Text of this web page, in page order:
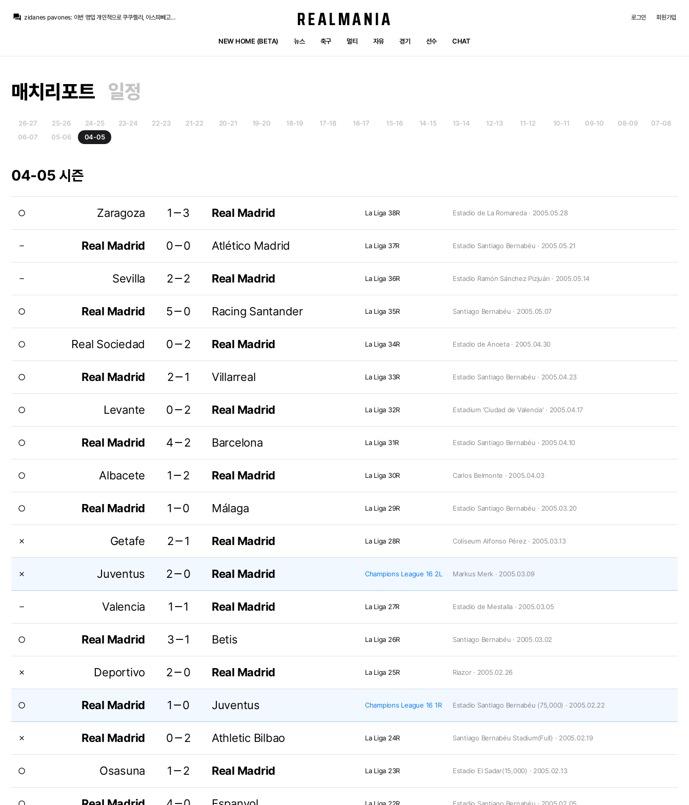
question_answer zidanes pavones: 이번 영입 개인적으로 쿠쿠렐라, 아스피빼고는 굳이 얘였어야했나? 싶은 영입뿐이네요
Jude Bellingham
어차피 로드리한테 큰돈 안쓰려고 천천히 느긋하게 진행하려 했더군요
Iker_Casillas
레알 관련 채널에선 죄다 로드리 데려오라고 시위중이죠.. 자업자득
Iker_Casillas: 인스타뿐 아니라 유튜브 트위터
REALMANIA
NEW HOME (BETA) 뉴스 축구 멀티 자유 경기 선수 CHAT
로그인 회원가입
매치리포트 일정
26-27 25-26 24-25 23-24 22-23 21-22 20-21 19-20 18-19 17-18 16-17 15-16 14-15 13-14 12-13 11-12 10-11 09-10 08-09
07-08
06-07
05-06 04-05
04-05 시즌
radio_button_unchecked Zaragoza 1－3 Real Madrid La Liga 38R Estadio de La Romareda · 2005.05.28
remove Real Madrid 0－0 Atlético Madrid La Liga 37R Estadio Santiago Bernabéu · 2005.05.21
remove Sevilla 2－2 Real Madrid La Liga 36R Estadio Ramón Sánchez Pizjuán · 2005.05.14
radio_button_unchecked Real Madrid 5－0 Racing Santander La Liga 35R Santiago Bernabéu · 2005.05.07
radio_button_unchecked Real Sociedad 0－2 Real Madrid La Liga 34R Estadio de Anoeta · 2005.04.30
radio_button_unchecked Real Madrid 2－1 Villarreal La Liga 33R Estadio Santiago Bernabéu · 2005.04.23
radio_button_unchecked Levante 0－2 Real Madrid La Liga 32R Estadium 'Ciudad de Valencia' · 2005.04.17
radio_button_unchecked Real Madrid 4－2 Barcelona La Liga 31R Estadio Santiago Bernabéu · 2005.04.10
radio_button_unchecked Albacete 1－2 Real Madrid La Liga 30R Carlos Belmonte · 2005.04.03
radio_button_unchecked Real Madrid 1－0 Málaga La Liga 29R Estadio Santiago Bernabéu · 2005.03.20
close Getafe 2－1 Real Madrid La Liga 28R Coliseum Alfonso Pérez · 2005.03.13
close Juventus 2－0 Real Madrid Champions League 16 2L Markus Merk · 2005.03.09
remove Valencia 1－1 Real Madrid La Liga 27R Estadio de Mestalla · 2005.03.05
radio_button_unchecked Real Madrid 3－1 Betis La Liga 26R Santiago Bernabéu · 2005.03.02
close Deportivo 2－0 Real Madrid La Liga 25R Riazor · 2005.02.26
radio_button_unchecked Real Madrid 1－0 Juventus Champions League 16 1R Estadio Santiago Bernabéu (75,000) · 2005.02.22
close Real Madrid 0－2 Athletic Bilbao La Liga 24R Santiago Bernabéu Stadium(Full) · 2005.02.19
radio_button_unchecked Osasuna 1－2 Real Madrid La Liga 23R Estadio El Sadar(15,000) · 2005.02.13